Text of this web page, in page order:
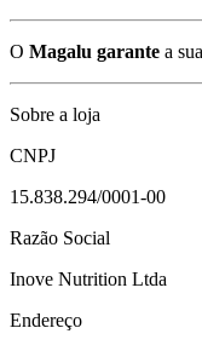
O Magalu garante a
Sobre a loja
CNPJ
15.838.294/0001-00
Razão Social
Inove Nutrition Ltda
Endereço